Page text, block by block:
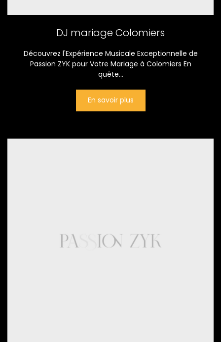
DJ mariage Colomiers
Découvrez l'Expérience Musicale Exceptionnelle de
Passion ZYK pour Votre Mariage à Colomiers En
quête...
En savoir plus